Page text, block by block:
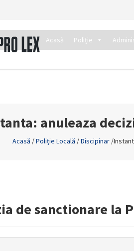
Acasă Poliție
anuleaza
Acasă /Poliţie Locală /Discipinar/
de sanctionare la